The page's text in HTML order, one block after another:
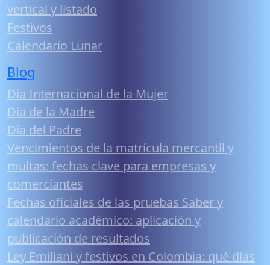
vertical y listado
Festivos
Calendario Lunar
Blog
Día Internacional de la Mujer
Día de la Madre
Día del Padre
Vencimientos de la matrícula mercantil y
multas: fechas clave para empresas y
comerciantes
Fechas oficiales de las pruebas Saber y
calendario académico: aplicación y
publicación de resultados
Ley Emiliani y festivos en Colombia: qué días